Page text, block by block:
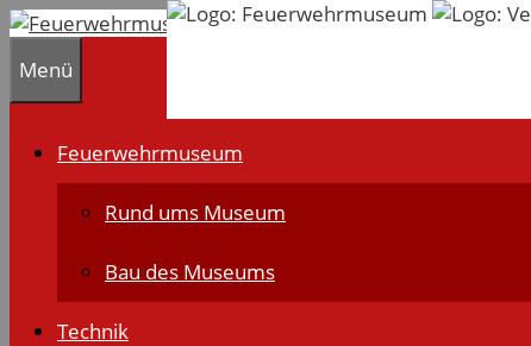
Zum
springen
Menü
Feuerwehrmuseum
Rund ums Museum
Bau des Museums
Technik